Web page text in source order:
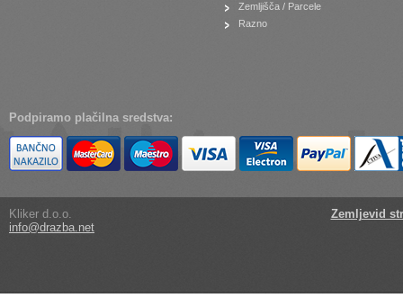
Zemljišča / Parcele
Razno
Podpiramo plačilna sredstva:
Kliker d.o.o.
info@drazba.net
Zemljevid